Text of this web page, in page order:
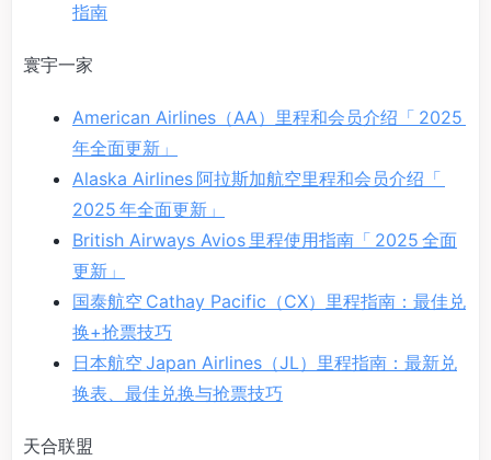
指南
寰宇一家
American Airlines（AA）里程和会员介绍「 2025
年全面更新」
Alaska Airlines 阿拉斯加航空里程和会员介绍「
2025 年全面更新」
British Airways Avios 里程使用指南「 2025 全面
更新」
国泰航空 Cathay Pacific（CX）里程指南：最佳兑
换+抢票技巧
日本航空 Japan Airlines（JL）里程指南：最新兑
换表、最佳兑换与抢票技巧
天合联盟